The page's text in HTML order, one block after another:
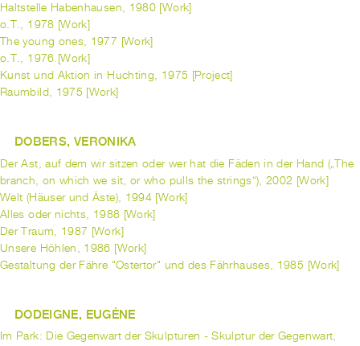
Haltstelle Habenhausen, 1980 [Work]
o.T., 1978 [Work]
The young ones, 1977 [Work]
o.T., 1976 [Work]
Kunst und Aktion in Huchting, 1975 [Project]
Raumbild, 1975 [Work]
DOBERS, VERONIKA
Der Ast, auf dem wir sitzen oder wer hat die Fäden in der Hand („The
branch, on which we sit, or who pulls the strings“), 2002 [Work]
Welt (Häuser und Äste), 1994 [Work]
Alles oder nichts, 1988 [Work]
Der Traum, 1987 [Work]
Unsere Höhlen, 1986 [Work]
Gestaltung der Fähre "Ostertor" und des Fährhauses, 1985 [Work]
DODEIGNE, EUGÉNE
Im Park: Die Gegenwart der Skulpturen - Skulptur der Gegenwart,